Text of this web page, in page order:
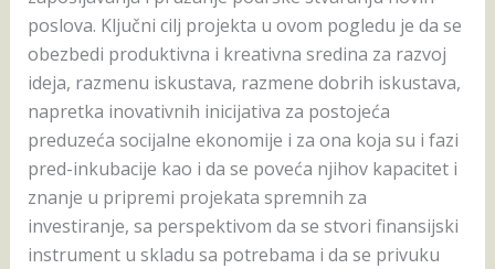
poslova. Ključni cilj projekta u ovom pogledu je da se
obezbedi produktivna i kreativna sredina za razvoj
ideja, razmenu iskustava, razmene dobrih iskustava,
napretka inovativnih inicijativa za postojeća
preduzeća socijalne ekonomije i za ona koja su i fazi
pred-inkubacije kao i da se poveća njihov kapacitet i
znanje u pripremi projekata spremnih za
investiranje, sa perspektivom da se stvori finansijski
instrument u skladu sa potrebama i da se privuku